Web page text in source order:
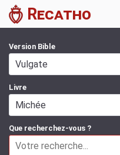
Recatho
Version Bible
Vulgate
Livre
Michée
Que recherchez-vous ?